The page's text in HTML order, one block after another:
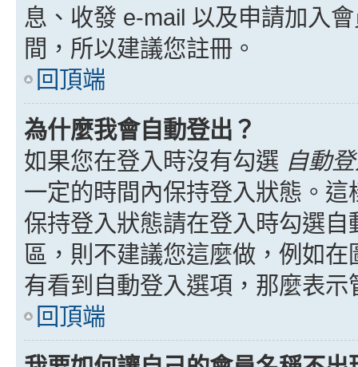
息、收發 e-mail 以及申請加入
間，所以建議您註冊。
回頂端
為什麼我會自動登出？
如果您在登入時沒有勾選 自動
一定的時間內保持登入狀態。
保持登入狀態請在登入時勾選
區，則不建議您這麼做，例如
有看到自動登入選項，那麼表
回頂端